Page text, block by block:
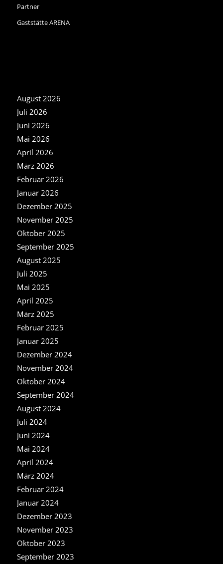
Partner
Gaststätte ARENA
August 2026
Juli 2026
Juni 2026
Mai 2026
April 2026
März 2026
Februar 2026
Januar 2026
Dezember 2025
November 2025
Oktober 2025
September 2025
August 2025
Juli 2025
Mai 2025
April 2025
März 2025
Februar 2025
Januar 2025
Dezember 2024
November 2024
Oktober 2024
September 2024
August 2024
Juli 2024
Juni 2024
Mai 2024
April 2024
März 2024
Februar 2024
Januar 2024
Dezember 2023
November 2023
Oktober 2023
September 2023